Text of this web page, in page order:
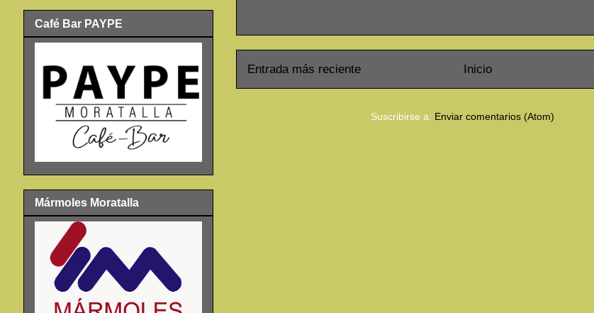
Entrada más reciente Inicio
Suscribirse a: Enviar comentarios (Atom)
Café Bar PAYPE
Mármoles Moratalla